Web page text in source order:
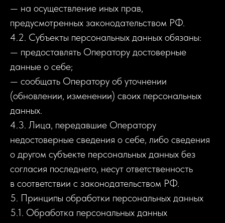
— на осуществление иных прав,
предусмотренных законодательством РФ.
4.2. Субъекты персональных данных обязаны:
— предоставлять Оператору достоверные
данные о себе;
— сообщать Оператору об уточнении
(обновлении, изменении) своих персональных
данных.
4.3. Лица, передавшие Оператору
недостоверные сведения о себе, либо сведения
о другом субъекте персональных данных без
согласия последнего, несут ответственность
в соответствии с законодательством РФ.
5. Принципы обработки персональных данных
5.1. Обработка персональных данных